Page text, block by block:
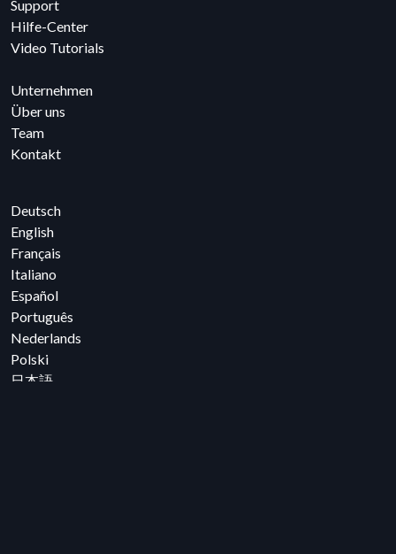
Support
Hilfe-Center
Video Tutorials
Unternehmen
Über uns
Team
Kontakt
Deutsch
English
Français
Italiano
Español
Português
Nederlands
Polski
日本語